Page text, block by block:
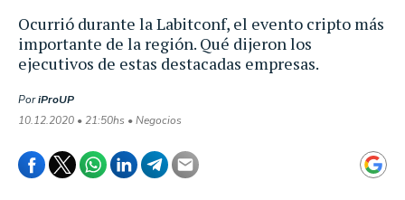
Ocurrió durante la Labitconf, el evento cripto más
importante de la región. Qué dijeron los
ejecutivos de estas destacadas empresas.
PoriProUP
10.12.2020 • 21:50hs • Negocios